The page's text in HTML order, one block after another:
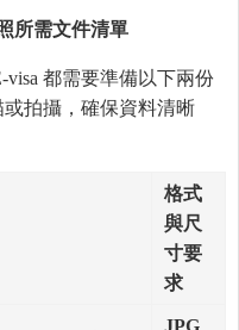
所需文件清單
都需要準備以下兩份
拍攝，確保資料清晰
格式
與尺
寸要
求